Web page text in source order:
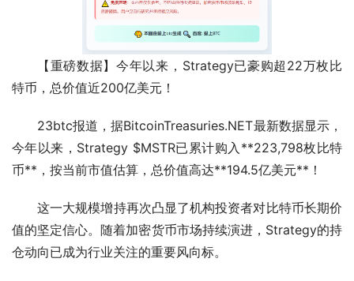
【重磅数据】今年以来，Strategy已豪购超22万枚比
特币，总价值近200亿美元！
23btc报道，据BitcoinTreasuries.NET最新数据显示，
今年以来，Strategy $MSTR已累计购入**223,798枚比特
币**，按当前市值估算，总价值高达**194.5亿美元**！
这一大规模增持再次凸显了机构投资者对比特币长期价
值的坚定信心。随着加密货币市场持续演进，Strategy的持
仓动向已成为行业关注的重要风向标。